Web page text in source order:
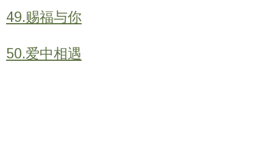
49.赐福与你
50.爱中相遇